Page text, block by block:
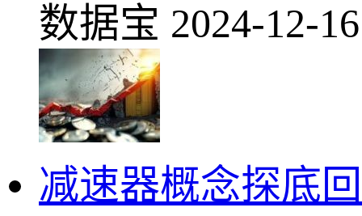
数据宝 2024-12-
减速器概念探底